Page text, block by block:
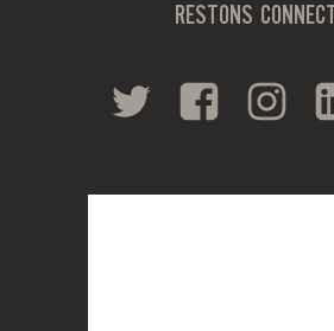
RESTONS